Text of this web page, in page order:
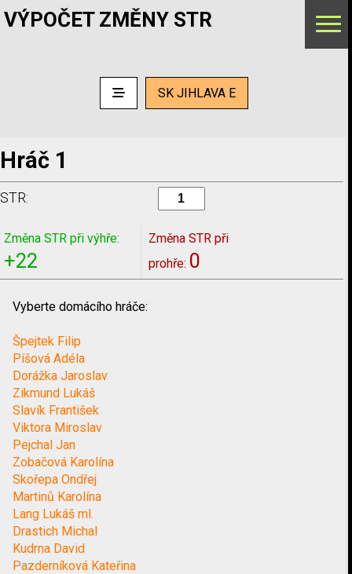
VÝPOČET ZMĚNY STR
SK JIHLAVA E
Hráč 1
STR:
Změna STR při výhře:
+22
Změna STR při
prohře: 0
Vyberte domácího hráče:
Špejtek Filip
Píšová Adéla
Dorážka Jaroslav
Zikmund Lukáš
Slavík František
Viktora Miroslav
Pejchal Jan
Zobačová Karolína
Skořepa Ondřej
Martinů Karolína
Lang Lukáš ml.
Drastich Michal
Kudrna David
Pazderníková Kateřina